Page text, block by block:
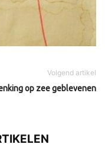
Volgend artikel
op zee geblevenen